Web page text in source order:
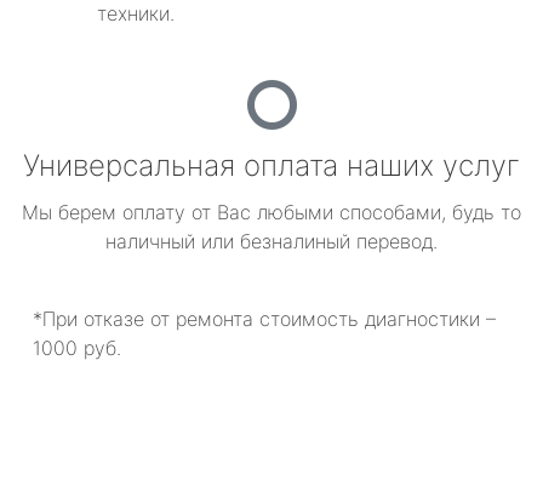
техники.
Универсальная оплата наших услуг
Мы берем оплату от Вас любыми способами, будь то
наличный или безналиный перевод.
*При отказе от ремонта стоимость диагностики –
1000 руб.